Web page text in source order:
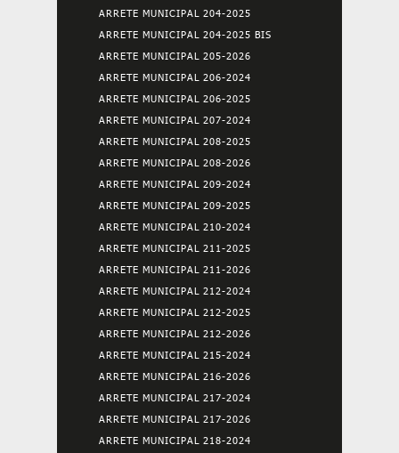
ARRETE MUNICIPAL 204-2025
ARRETE MUNICIPAL 204-2025 BIS
ARRETE MUNICIPAL 205-2026
ARRETE MUNICIPAL 206-2024
ARRETE MUNICIPAL 206-2025
ARRETE MUNICIPAL 207-2024
ARRETE MUNICIPAL 208-2025
ARRETE MUNICIPAL 208-2026
ARRETE MUNICIPAL 209-2024
ARRETE MUNICIPAL 209-2025
ARRETE MUNICIPAL 210-2024
ARRETE MUNICIPAL 211-2025
ARRETE MUNICIPAL 211-2026
ARRETE MUNICIPAL 212-2024
ARRETE MUNICIPAL 212-2025
ARRETE MUNICIPAL 212-2026
ARRETE MUNICIPAL 215-2024
ARRETE MUNICIPAL 216-2026
ARRETE MUNICIPAL 217-2024
ARRETE MUNICIPAL 217-2026
ARRETE MUNICIPAL 218-2024